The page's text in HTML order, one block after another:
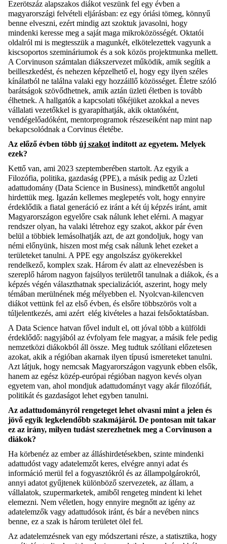
Ezerötszáz alapszakos diákot veszünk fel egy évben a
magyarországi felvételi eljárásban: ez egy óriási tömeg, könnyű
benne elveszni, ezért mindig azt szoktuk javasolni, hogy
mindenki keresse meg a saját maga mikroközösségét. Oktatói
oldalról mi is megtesszük a magunkét, elkötelezettek vagyunk a
kiscsoportos szemináriumok és a sok közös projektmunka mellett.
A Corvinuson számtalan diákszervezet működik, amik segítik a
beilleszkedést, és nehezen képzelhető el, hogy egy ilyen széles
kínálatból ne találna valaki egy hozzáillő közösséget. Életre szóló
barátságok szövődhetnek, amik aztán üzleti életben is tovább
élhetnek. A hallgatók a kapcsolati tőkéjüket azokkal a neves
vállalati vezetőkkel is gyarapíthatják, akik oktatóként,
vendégelőadóként, mentorprogramok részeseiként nap mint nap
bekapcsolódnak a Corvinus életébe.
Az előző évben több új szakot indított az egyetem. Melyek
ezek?
Kettő van, ami 2023 szeptemberében startolt. Az egyik a
Filozófia, politika, gazdaság (PPE), a másik pedig az Üzleti
adattudomány (Data Science in Business), mindkettőt angolul
hirdettük meg. Igazán kellemes meglepetés volt, hogy ennyire
érdeklődik a fiatal generáció ez iránt a két új képzés iránt, amit
Magyarországon egyelőre csak nálunk lehet elérni. A magyar
rendszer olyan, ha valaki létrehoz egy szakot, akkor pár éven
belül a többiek lemásolhatják azt, de azt gondoljuk, hogy van
némi előnyünk, hiszen most még csak nálunk lehet ezeket a
területeket tanulni. A PPE egy angolszász gyökerekkel
rendelkező, komplex szak. Három év alatt az elnevezésben is
szereplő három nagyon fajsúlyos területről tanulnak a diákok, és a
képzés végén választhatnak specializációt, aszerint, hogy mely
témában merülnének még mélyebben el. Nyolcvan-kilencven
diákot vettünk fel az első évben, és elsőre többszörös volt a
túljelentkezés, ami azért elég kivételes a hazai felsőoktatásban.
A Data Science hatvan fővel indult el, ott jóval több a külföldi
érdeklődő: nagyjából az évfolyam fele magyar, a másik fele pedig
nemzetközi diákokból áll össze. Meg tudtuk szólítani előzetesen
azokat, akik a régióban akarnak ilyen típusú ismereteket tanulni.
Azt látjuk, hogy nemcsak Magyarországon vagyunk ebben elsők,
hanem az egész közép-európai régióban nagyon kevés olyan
egyetem van, ahol mondjuk adattudományt vagy akár filozófiát,
politikát és gazdaságot lehet egyben tanulni.
Az adattudományról rengeteget lehet olvasni mint a jelen és
jövő egyik legkelendőbb szakmájáról. De pontosan mit takar
ez az irány, milyen tudást szerezhetnek meg a Corvinuson a
diákok?
Ha körbenéz az ember az álláshirdetésekben, szinte mindenki
adattudóst vagy adatelemzőt keres, elvégre annyi adat és
információ merül fel a fogyasztókról és az állampolgárokról,
annyi adatot gyűjtenek különböző szervezetek, az állam, a
vállalatok, szupermarketek, amiből rengeteg mindent ki lehet
elemezni. Nem véletlen, hogy ennyire megnőtt az igény az
adatelemzők vagy adattudósok iránt, és bár a nevében nincs
benne, ez a szak is három területet ölel fel.
Az adatelemzésnek van egy módszertani része, a statisztika, hogy